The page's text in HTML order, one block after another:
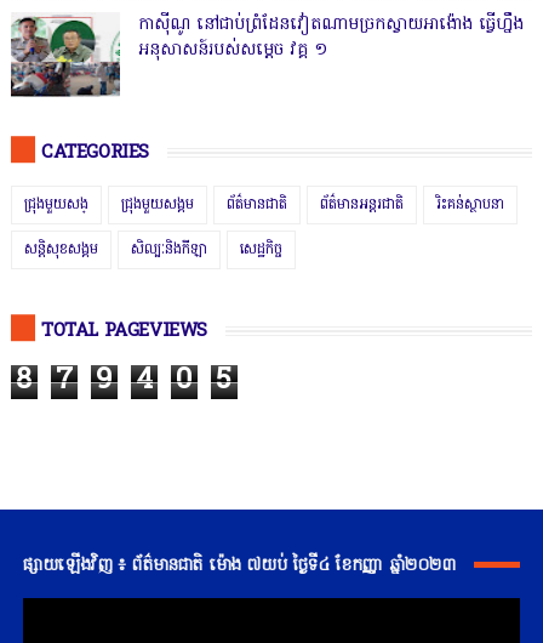
កាសុីណូ នៅជាប់ព្រំដែនវៀតណាមច្រកស្វាយអាង៉ោង ធ្វើហ្នឹង
អនុសាសន៍របស់សម្ដេច វគ្គ ១
CATEGORIES
ជ្រុងមួយសង្ ជ្រុងមួយសង្គម ព័ត៌មានជាតិ ព័ត៌មានអន្តរជាតិ រិះគន់ស្ថាបនា
សន្តិសុខសង្គម សិល្បៈនិងកីឡា សេដ្ឋកិច្ច
TOTAL PAGEVIEWS
8 7 9 4 0 5
ផ្សាយឡើងវិញ ៖ ព័ត៌មានជាតិ ម៉ោង ៧យប់ ថ្ងៃទី៤ ខែកញ្ញា ឆ្នាំ២០២៣